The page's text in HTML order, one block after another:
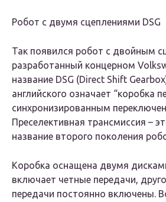
Робот с двумя сцеплениями DSG
Так появился робот с двойным
разработанный концерном
название DSG (Direct Shift
английского означает “коробка
синхронизированным
Преселективная трансмиссия –
название второго поколения
Коробка оснащена двумя
включает четные передачи,
передачи постоянно включены.